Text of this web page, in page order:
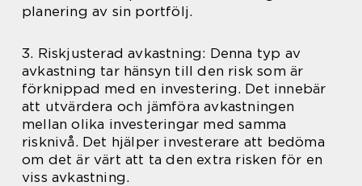
planering av sin portfölj.
3. Riskjusterad avkastning: Denna typ av
avkastning tar hänsyn till den risk som är
förknippad med en investering. Det innebär
att utvärdera och jämföra avkastningen
mellan olika investeringar med samma
risknivå. Det hjälper investerare att bedöma
om det är värt att ta den extra risken för en
viss avkastning.